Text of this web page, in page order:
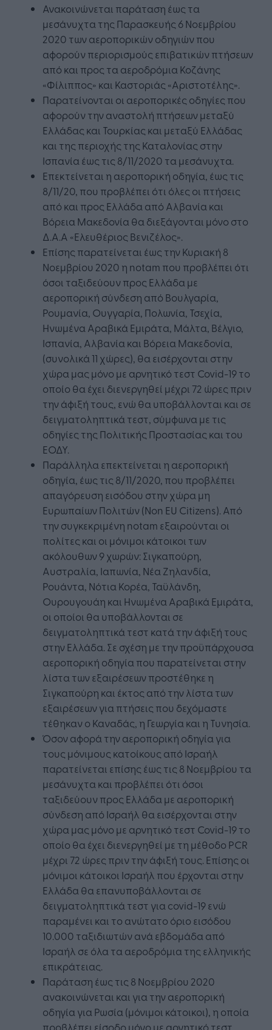
Ανακοινώνεται παράταση έως τα
μεσάνυχτα της Παρασκευής 6 Νοεμβρίου
2020 των αεροπορικών οδηγιών που
αφορούν περιορισμούς επιβατικών πτήσεων
από και προς τα αεροδρόμια Κοζάνης
«Φίλιππος» και Καστοριάς «Αριστοτέλης».
Παρατείνονται οι αεροπορικές οδηγίες που
αφορούν την αναστολή πτήσεων μεταξύ
Ελλάδας και Τουρκίας και μεταξύ Ελλάδας
και της περιοχής της Καταλονίας στην
Ισπανία έως τις 8/11/2020 τα μεσάνυχτα.
Επεκτείνεται η αεροπορική οδηγία, έως τις
8/11/20, που προβλέπει ότι όλες οι πτήσεις
από και προς Ελλάδα από Αλβανία και
Βόρεια Μακεδονία θα διεξάγονται μόνο στο
Δ.Α.Α «Ελευθέριος Βενιζέλος».
Επίσης παρατείνεται έως την Κυριακή 8
Νοεμβρίου 2020 η notam που προβλέπει ότι
όσοι ταξιδεύουν προς Ελλάδα με
αεροπορική σύνδεση από Βουλγαρία,
Ρουμανία, Ουγγαρία, Πολωνία, Τσεχία,
Ηνωμένα Αραβικά Εμιράτα, Μάλτα, Βέλγιο,
Ισπανία, Αλβανία και Βόρεια Μακεδονία,
(συνολικά 11 χώρες), θα εισέρχονται στην
χώρα μας μόνο με αρνητικό τεστ Covid-19 το
οποίο θα έχει διενεργηθεί μέχρι 72 ώρες πριν
την άφιξή τους, ενώ θα υποβάλλονται και σε
δειγματοληπτικά τεστ, σύμφωνα με τις
οδηγίες της Πολιτικής Προστασίας και του
ΕΟΔΥ.
Παράλληλα επεκτείνεται η αεροπορική
οδηγία, έως τις 8/11/2020, που προβλέπει
απαγόρευση εισόδου στην χώρα μη
Ευρωπαίων Πολιτών (Non EU Citizens). Από
την συγκεκριμένη nοtam εξαιρούνται οι
πολίτες και οι μόνιμοι κάτοικοι των
ακόλουθων 9 χωρών: Σιγκαπούρη,
Αυστραλία, Ιαπωνία, Νέα Ζηλανδία,
Ρουάντα, Νότια Κορέα, Ταϋλάνδη,
Ουρουγουάη και Ηνωμένα Αραβικά Εμιράτα,
οι οποίοι θα υποβάλλονται σε
δειγματοληπτικά τεστ κατά την άφιξή τους
στην Ελλάδα. Σε σχέση με την προϋπάρχουσα
αεροπορική οδηγία που παρατείνεται στην
λίστα των εξαιρέσεων προστέθηκε η
Σιγκαπούρη και έκτος από την λίστα των
εξαιρέσεων για πτήσεις που δεχόμαστε
τέθηκαν ο Καναδάς, η Γεωργία και η Τυνησία.
Όσον αφορά την αεροπορική οδηγία για
τους μόνιμους κατοίκους από Ισραήλ
παρατείνεται επίσης έως τις 8 Νοεμβρίου τα
μεσάνυχτα και προβλέπει ότι όσοι
ταξιδεύουν προς Ελλάδα με αεροπορική
σύνδεση από Ισραήλ θα εισέρχονται στην
χώρα μας μόνο με αρνητικό τεστ Covid-19 το
οποίο θα έχει διενεργηθεί με τη μέθοδο PCR
μέχρι 72 ώρες πριν την άφιξή τους. Επίσης οι
μόνιμοι κάτοικοι Ισραήλ που έρχονται στην
Ελλάδα θα επανυποβάλλονται σε
δειγματοληπτικά τεστ για covid-19 ενώ
παραμένει και το ανώτατο όριο εισόδου
10.000 ταξιδιωτών ανά εβδομάδα από
Ισραήλ σε όλα τα αεροδρόμια της ελληνικής
επικράτειας.
Παράταση έως τις 8 Νοεμβρίου 2020
ανακοινώνεται και για την αεροπορική
οδηγία για Ρωσία (μόνιμοι κάτοικοι), η οποία
προβλέπει είσοδο μόνο με αρνητικό τεστ